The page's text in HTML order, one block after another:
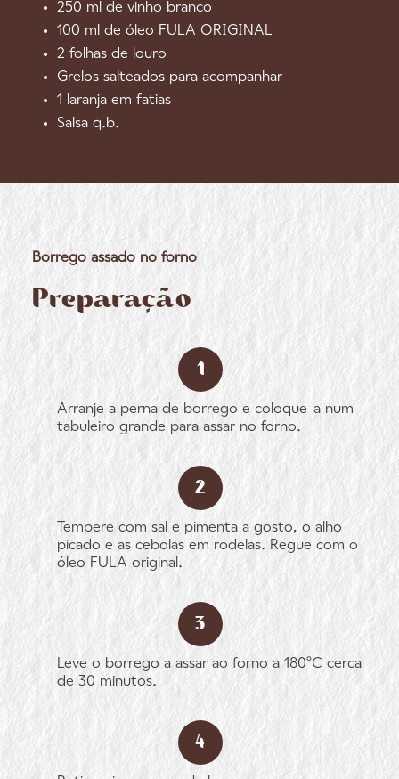
Borrego assado no forno
Preparação
Arranje a perna de borrego e coloque-a num
tabuleiro grande para assar no forno.
Tempere com sal e pimenta a gosto, o alho
picado e as cebolas em rodelas. Regue com o
óleo FULA original.
Leve o borrego a assar ao forno a 180ºC cerca
de 30 minutos.
250 ml de vinho branco
100 ml de óleo FULA ORIGINAL
2 folhas de louro
Grelos salteados para acompanhar
1 laranja em fatias
Salsa q.b.